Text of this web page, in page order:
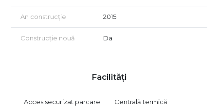
An construcție 2015
Construcție nouă Da
Facilități
Acces securizat parcare Centrală termică